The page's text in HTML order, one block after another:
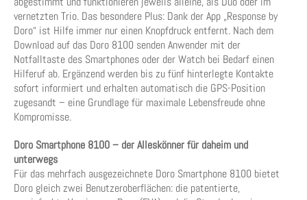
vernetzten Trio. Das besondere Plus: Dank der App „Response by
Doro“ ist Hilfe immer nur einen Knopfdruck entfernt. Nach dem
Download auf das Doro 8100 senden Anwender mit der
Notfalltaste des Smartphones oder der Watch bei Bedarf einen
Hilferuf ab. Ergänzend werden bis zu fünf hinterlegte Kontakte
sofort informiert und erhalten automatisch die GPS-Position
zugesandt – eine Grundlage für maximale Lebensfreude ohne
Kompromisse.
Doro Smartphone 8100 – der Alleskönner für daheim und
unterwegs
Für das mehrfach ausgezeichnete Doro Smartphone 8100 bietet
Doro gleich zwei Benutzeroberflächen: die patentierte,